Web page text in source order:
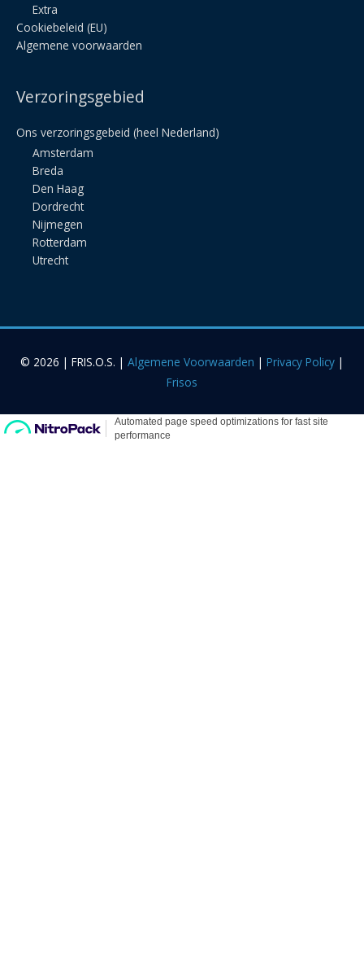
Extra
Cookiebeleid (EU)
Algemene voorwaarden
Verzoringsgebied
Ons verzoringsgebeid (heel Nederland)
Amsterdam
Breda
Den Haag
Dordrecht
Nijmegen
Rotterdam
Utrecht
© 2026 | FRIS.O.S. | Algemene Voorwaarden | Privacy Policy |
Frisos